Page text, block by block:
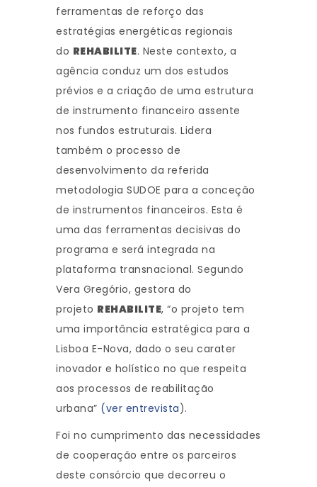
ferramentas de reforço das
estratégias energéticas regionais
do REHABILITE. Neste contexto, a
agência conduz um dos estudos
prévios e a criação de uma estrutura
de instrumento financeiro assente
nos fundos estruturais. Lidera
também o processo de
desenvolvimento da referida
metodologia SUDOE para a conceção
de instrumentos financeiros. Esta é
uma das ferramentas decisivas do
programa e será integrada na
plataforma transnacional. Segundo
Vera Gregório, gestora do
projeto REHABILITE, “o projeto tem
uma importância estratégica para a
Lisboa E-Nova, dado o seu carater
inovador e holístico no que respeita
aos processos de reabilitação
urbana” (ver entrevista).
Foi no cumprimento das necessidades
de cooperação entre os parceiros
deste consórcio que decorreu o